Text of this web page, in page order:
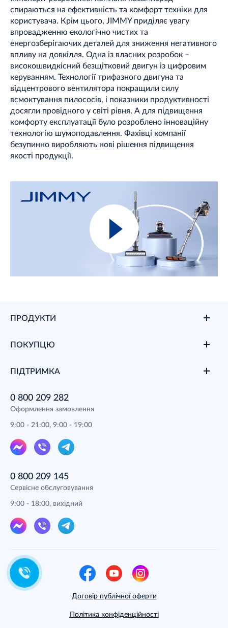
спираються на ефективність та комфорт техніки для
користувача. Крім цього, JIMMY приділяє увагу
впровадженню екологічно чистих та
енергозберігаючих деталей для зниження негативного
впливу на довкілля. Одна із власних розробок –
високошвидкісний безщітковий двигун із цифровим
керуванням. Технології трифазного двигуна та
відцентрового вентилятора покращили силу
всмоктування пилососів, і показники продуктивності
досягли провідного у світі рівня. А для підвищення
комфорту експлуатації було розроблено інноваційну
технологію шумоподавлення. Фахівці компанії
безупинно виробляють нові рішення підвищення
якості продукції.
ПРОДУКТИ
ПОКУПЦЮ
ПІДТРИМКА
0 800 209 282
Оформлення замовлення
9:00 - 21:00, 9:00 - 19:00
0 800 209 145
Сервісне обслуговування
9:00 - 18:00, вихідний
Договір публічної оферти
Політика конфіденційності